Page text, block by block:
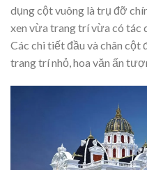
dụng cột vuông là trụ đỡ
xen vừa trang trí vừa có tác
Các chi tiết đầu và chân
trang trí nhỏ, hoa văn ấn